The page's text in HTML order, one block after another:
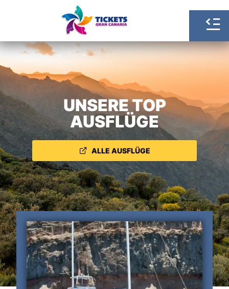
UNSERE TOP
AUSFLÜGE
ALLE AUSFLÜGE